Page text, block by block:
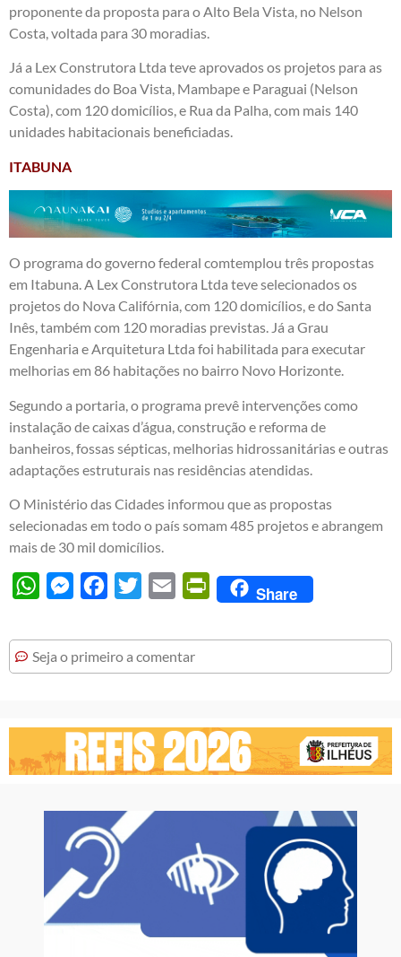
proponente da proposta para o Alto Bela Vista, no Nelson
Costa, voltada para 30 moradias.
Já a Lex Construtora Ltda teve aprovados os projetos para as
comunidades do Boa Vista, Mambape e Paraguai (Nelson
Costa), com 120 domicílios, e Rua da Palha, com mais 140
unidades habitacionais beneficiadas.
ITABUNA
O programa do governo federal comtemplou três propostas
em Itabuna. A Lex Construtora Ltda teve selecionados os
projetos do Nova Califórnia, com 120 domicílios, e do Santa
Inês, também com 120 moradias previstas. Já a Grau
Engenharia e Arquitetura Ltda foi habilitada para executar
melhorias em 86 habitações no bairro Novo Horizonte.
Segundo a portaria, o programa prevê intervenções como
instalação de caixas d’água, construção e reforma de
banheiros, fossas sépticas, melhorias hidrossanitárias e outras
adaptações estruturais nas residências atendidas.
O Ministério das Cidades informou que as propostas
selecionadas em todo o país somam 485 projetos e abrangem
mais de 30 mil domicílios.
WhatsAppMessengerFacebook
Twitter Email PrintFriendly
Share
Seja o primeiro a comentar